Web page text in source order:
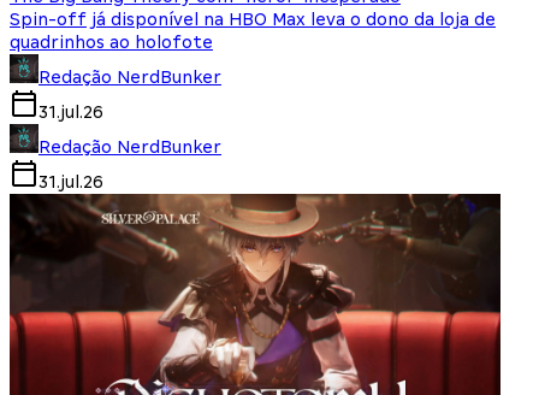
Spin-off já disponível na HBO Max leva o dono da loja de
quadrinhos ao holofote
Redação NerdBunker
31.jul.26
Redação NerdBunker
31.jul.26